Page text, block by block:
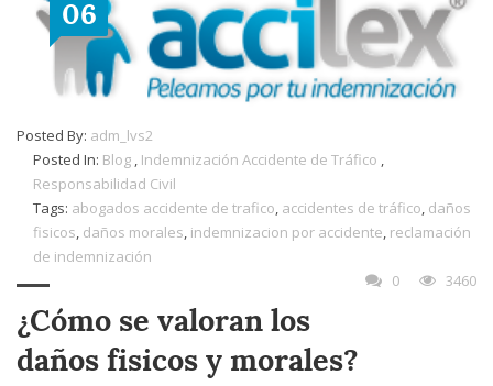
06
Posted By: adm_lvs2
Posted In: Blog Indemnización Accidente de Tráfico
Responsabilidad Civil
Tags: abogados accidente de trafico accidentes de tráfico daños
fisicos daños morales indemnizacion por accidente reclamación
de indemnización
0
3460
¿Cómo se valoran los
daños fisicos y morales?